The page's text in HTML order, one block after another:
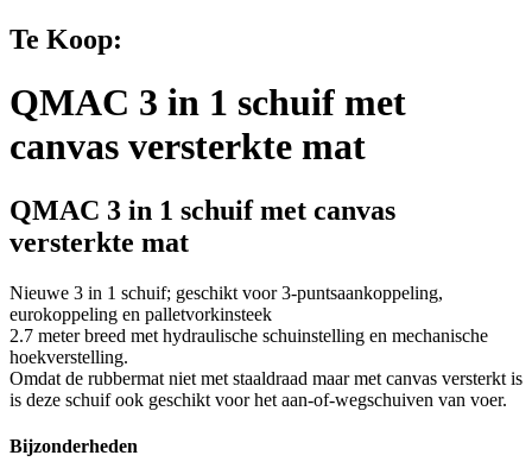
Te Koop:
QMAC 3 in 1 schuif met
canvas versterkte mat
QMAC 3 in 1 schuif met canvas
versterkte mat
Nieuwe 3 in 1 schuif; geschikt voor 3-puntsaankoppeling,
eurokoppeling en palletvorkinsteek
2.7 meter breed met hydraulische schuinstelling en mechanische
hoekverstelling.
Omdat de rubbermat niet met staaldraad maar met canvas versterkt is
is deze schuif ook geschikt voor het aan-of-wegschuiven van voer.
Bijzonderheden